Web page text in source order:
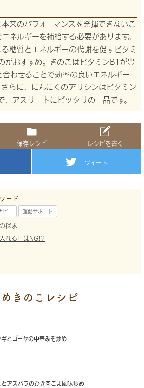
来のパフォーマンスを発揮できないこ
ネルギーを補給する必要があります。
糖質とエネルギーの代謝を促すビタミ
がおすすめ。きのこはビタミンB1が豊
わせることで効率の良いエネルギー
らに、にんにくのアリシンはビタミン
アスリートにピッタリの一品です。
保存レシピ レシピを書く
ツイート
ード
ピー 運動サポート
探求
れる」はNG!?
きのこレシピ
ギとゴーヤの中華みそ炒め
とアスパラのひき肉ごま風味炒め